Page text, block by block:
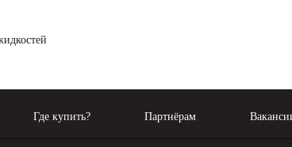
Где купить? Партнёрам